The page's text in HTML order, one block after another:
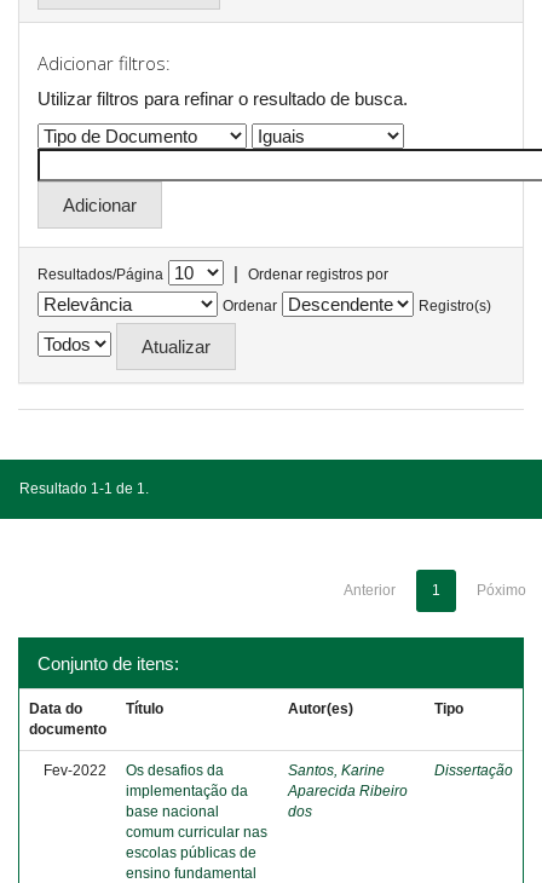
Adicionar filtros:
Utilizar filtros para refinar o resultado de busca.
Resultados/Página |
Ordenar registros por
Ordenar
Registro(s)
Resultado 1-1 de 1.
Anterior 1 Póximo
Conjunto de itens:
Data do
documento
Título Autor(es) Tipo
Fev-2022
Os desafios da
implementação da
base nacional
comum curricular nas
escolas públicas de
ensino fundamental
Santos, Karine
Aparecida Ribeiro
dos
Dissertação